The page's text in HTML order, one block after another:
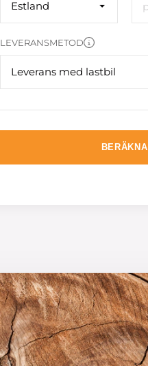
Estland
LEVERANSMETOD
Leverans med lastbil
BERÄKNA